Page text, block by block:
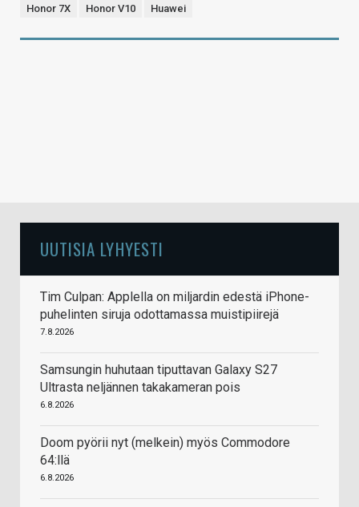
Honor 7X Honor V10 Huawei
UUTISIA LYHYESTI
Tim Culpan: Applella on miljardin edestä iPhone-
puhelinten siruja odottamassa muistipiirejä
7.8.2026
Samsungin huhutaan tiputtavan Galaxy S27
Ultrasta neljännen takakameran pois
6.8.2026
Doom pyörii nyt (melkein) myös Commodore
64:llä
6.8.2026